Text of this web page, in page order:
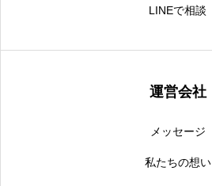
LINEで相談
運営会社
メッセージ
私たちの想い